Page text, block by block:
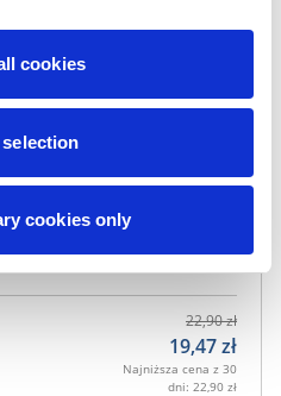
cookies
cookies only
22,90zł
19,47zł
Najniższa cena z 30
dni: 22,90 zł